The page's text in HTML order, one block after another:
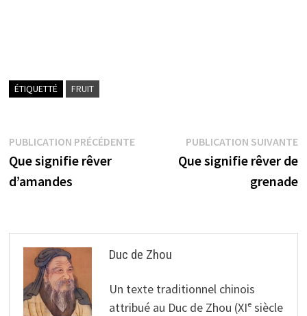
ÉTIQUETTÉ FRUIT
Navigation
de
PUBLICATION PRÉCÉDENTEPublication
précédente :
Que signifie rêver
d’amandes
PUBLICATION SUIVANTE
Que signifie rêver de
grenade
Duc de Zhou
Un texte traditionnel chinois
attribué au Duc de Zhou (XIᵉ siècle